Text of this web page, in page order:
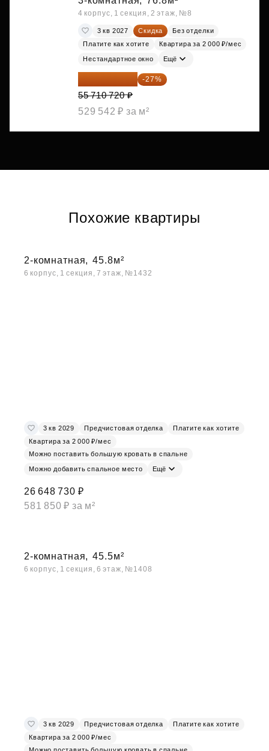
4 корпус, 1 секция, 2 этаж, №8
3 кв 2027 Скидка
Без отделки
Платите как хотите
Квартира за 2 000 ₽/мес
Нестандартное окно Ещё
40 668 826 ₽ -27%
55 710 720 ₽
529 542 ₽ за м²
Похожие квартиры
2-комнатная, 45.8м²
6 корпус, 1 секция, 7 этаж, №1432
3 кв 2029 Предчистовая отделка
Платите как хотите
Квартира за 2 000 ₽/мес
Можно поставить большую кровать в спальне
Можно добавить спальное место Ещё
26 648 730 ₽
581 850 ₽ за м²
2-комнатная, 45.5м²
6 корпус, 1 секция, 6 этаж, №1408
3 кв 2029 Предчистовая отделка
Платите как хотите
Квартира за 2 000 ₽/мес